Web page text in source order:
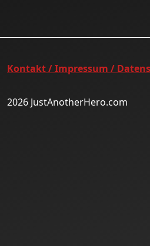
Kontakt / Impressum /
2026 JustAnotherHero.com